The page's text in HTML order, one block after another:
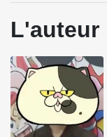
L'auteur